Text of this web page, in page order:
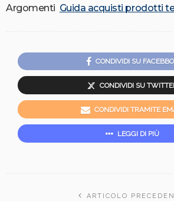
Argomenti Guida acquisti prodotti
CONDIVIDI SU
CONDIVIDI SU
CONDIVIDI TRAMITE
LEGGI DI PIÙ
ARTICOLO